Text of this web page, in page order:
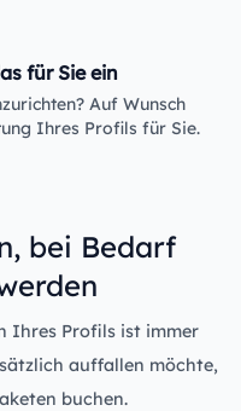
für Sie ein
Auf Wunsch
Ihres Profils für Sie.
bei Bedarf
Ihres Profils ist immer
auffallen möchte,
buchen.